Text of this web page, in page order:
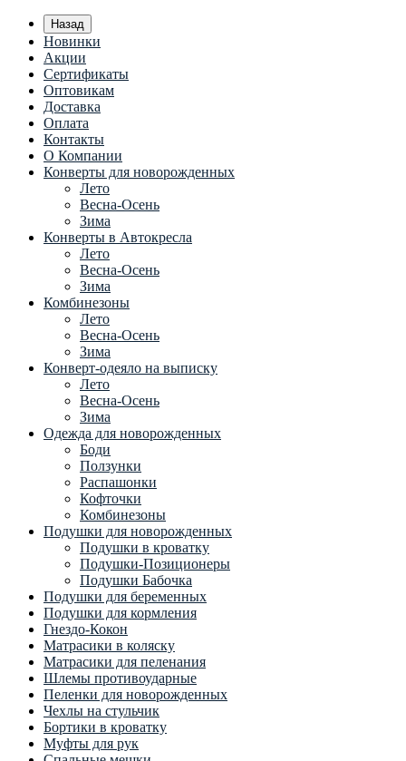
Назад
Новинки
Акции
Сертификаты
Оптовикам
Доставка
Оплата
Контакты
О Компании
Конверты для новорожденных
Лето
Весна-Осень
Зима
Конверты в Автокресла
Лето
Весна-Осень
Зима
Комбинезоны
Лето
Весна-Осень
Зима
Конверт-одеяло на выписку
Лето
Весна-Осень
Зима
Одежда для новорожденных
Боди
Ползунки
Распашонки
Кофточки
Комбинезоны
Подушки для новорожденных
Подушки в кроватку
Подушки-Позиционеры
Подушки Бабочка
Подушки для беременных
Подушки для кормления
Гнездо-Кокон
Матрасики в коляску
Матрасики для пеленания
Шлемы противоударные
Пеленки для новорожденных
Чехлы на стульчик
Бортики в кроватку
Муфты для рук